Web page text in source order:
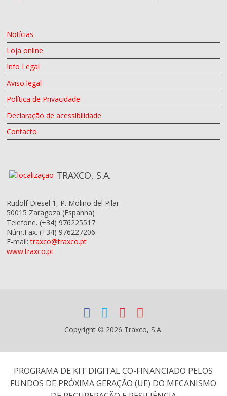
Notícias
Loja online
Info Legal
Aviso legal
Política de Privacidade
Declaração de acessibilidade
Contacto
TRAXCO, S.A.
Rudolf Diesel 1, P. Molino del Pilar
50015 Zaragoza (Espanha)
Telefone.(+34) 976225517
Núm.Fax.(+34) 976227206
E-mail:traxco@traxco.pt
www.traxco.pt
Copyright © 2026 Traxco, S.A.
PROGRAMA DE KIT DIGITAL CO-FINANCIADO PELOS
FUNDOS DE PRÓXIMA GERAÇÃO (UE) DO MECANISMO